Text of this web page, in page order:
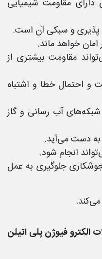
مقاومت شیمیایی
پذیری و سبکی آن است.
خواهد ماند.
مقاومت بیشتری از
احتمال خطا و اشتباه
آب رسانی و گاز
دست می‌آید.
انجام شود.
جوشکاری جلوگیری به عمل
الکترو فیوژن پلی اتیلن